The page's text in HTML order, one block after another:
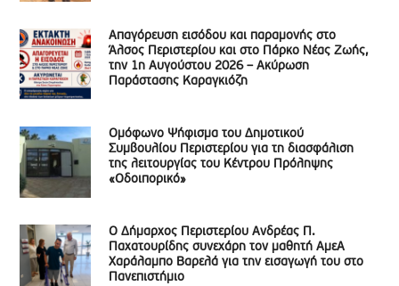
Απαγόρευση εισόδου και παραμονής στο
Άλσος Περιστερίου και στο Πάρκο Νέας Ζωής,
την 1η Αυγούστου 2026 – Ακύρωση
Παράστασης Καραγκιόζη
Ομόφωνο Ψήφισμα του Δημοτικού
Συμβουλίου Περιστερίου για τη διασφάλιση
της λειτουργίας του Κέντρου Πρόληψης
«Οδοιπορικό»
Ο Δήμαρχος Περιστερίου Ανδρέας Π.
Παχατουρίδης συνεχάρη τον μαθητή ΑμεΑ
Χαράλαμπο Βαρελά για την εισαγωγή του στο
Πανεπιστήμιο